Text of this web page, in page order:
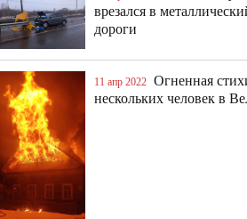
врезался в
дороги
11 апр 2022 Огненная
нескольких человек в